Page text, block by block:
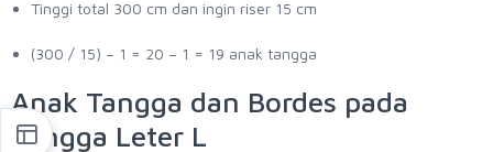
Tinggi total 300 cm dan ingin riser 15 cm
(300 / 15) – 1 = 20 – 1 = 19 anak tangga
Anak Tangga dan Bordes pada
Tangga Leter L